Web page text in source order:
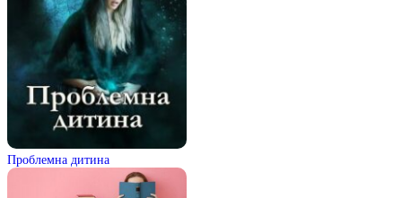
Проблемна дитина